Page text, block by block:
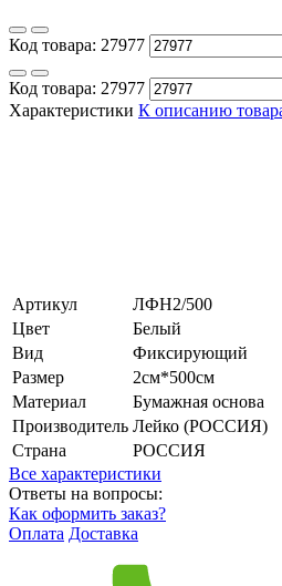
Код товара: 27977
Код товара: 27977
Характеристики К описанию
Артикул
ЛФН2/500
Цвет
Белый
Вид
Фиксирующий
Размер
2см*500см
Материал
Бумажная основа
Производитель Лейко (РОССИЯ)
Страна
РОССИЯ
Все характеристики
Ответы на вопросы:
Как оформить заказ?
Оплата Доставка